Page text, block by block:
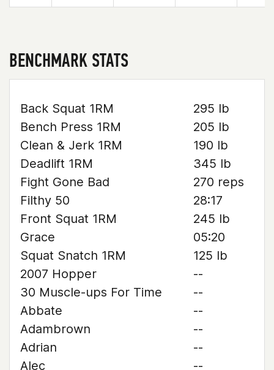
BENCHMARK STATS
Back Squat 1RM
295 lb
Bench Press 1RM
205 lb
Clean & Jerk 1RM
190 lb
Deadlift 1RM
345 lb
Fight Gone Bad
270 reps
Filthy 50
28:17
Front Squat 1RM
245 lb
Grace
05:20
Squat Snatch 1RM
125 lb
2007 Hopper
--
30 Muscle-ups For Time
--
Abbate
--
Adambrown
--
Adrian
--
Alec
--